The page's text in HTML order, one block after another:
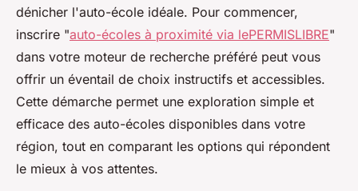
dénicher l'auto-école idéale. Pour commencer,
inscrire "auto-écoles à proximité via lePERMISLIBRE"
dans votre moteur de recherche préféré peut vous
offrir un éventail de choix instructifs et accessibles.
Cette démarche permet une exploration simple et
efficace des auto-écoles disponibles dans votre
région, tout en comparant les options qui répondent
le mieux à vos attentes.